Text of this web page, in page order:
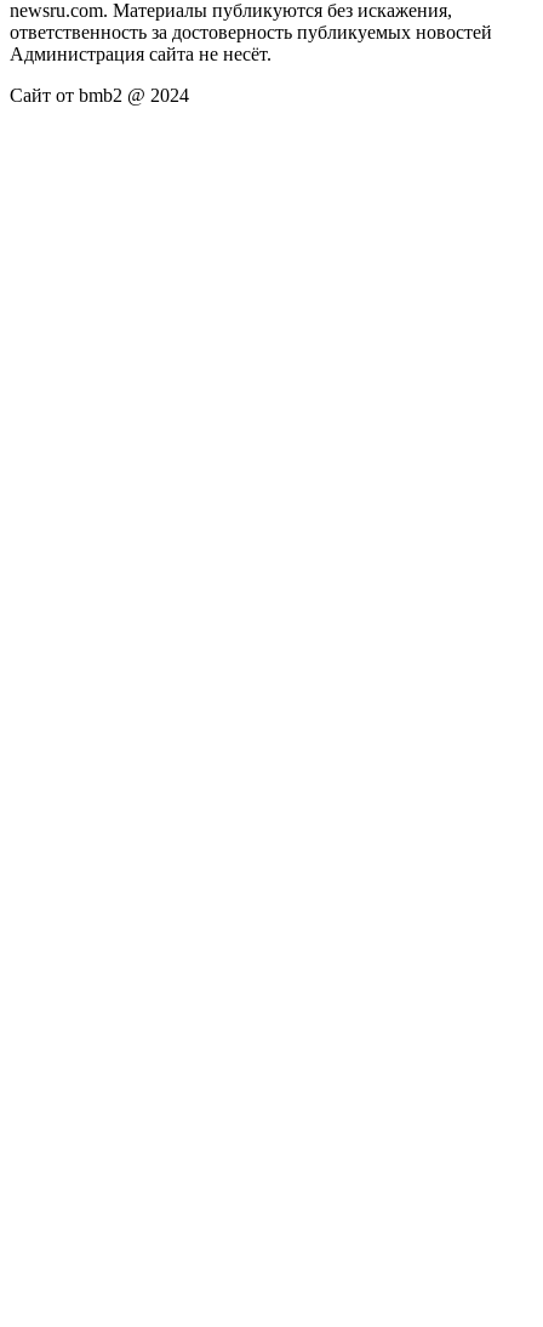
newsru.com. Материалы публикуются без искажения,
ответственность за достоверность публикуемых новостей
Администрация сайта не несёт.
Сайт от bmb2 @ 2024